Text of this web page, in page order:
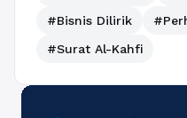
#Bisnis Dilirik
#Surat Al-Kahfi